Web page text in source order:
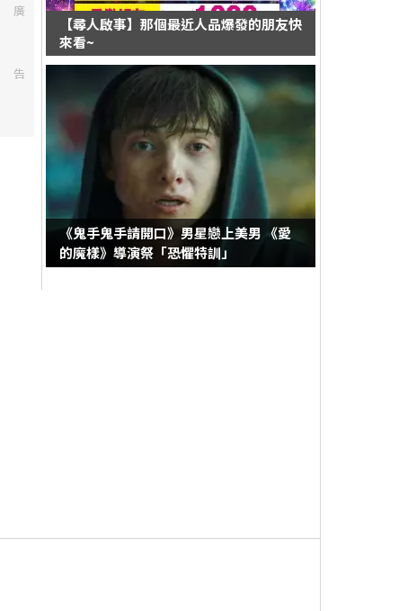
廣
告
【尋人啟事】那個最近人品爆發的朋友快
來看~
《鬼手鬼手請開口》男星戀上美男 《愛
的魔樣》導演祭「恐懼特訓」